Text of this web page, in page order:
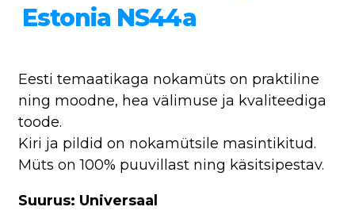
Estonia NS44a
Eesti temaatikaga nokamüts on praktiline
ning moodne, hea välimuse ja kvaliteediga
toode.
Kiri ja pildid on nokamütsile masintikitud.
Müts on 100% puuvillast ning käsitsipestav.
Suurus: Universaal